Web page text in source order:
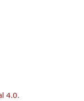
4.0.